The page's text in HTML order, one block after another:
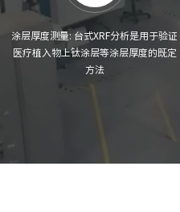
涂层厚度测量: 台式XRF分析是用于验证
医疗植入物上钛涂层等涂层厚度的既定
方法